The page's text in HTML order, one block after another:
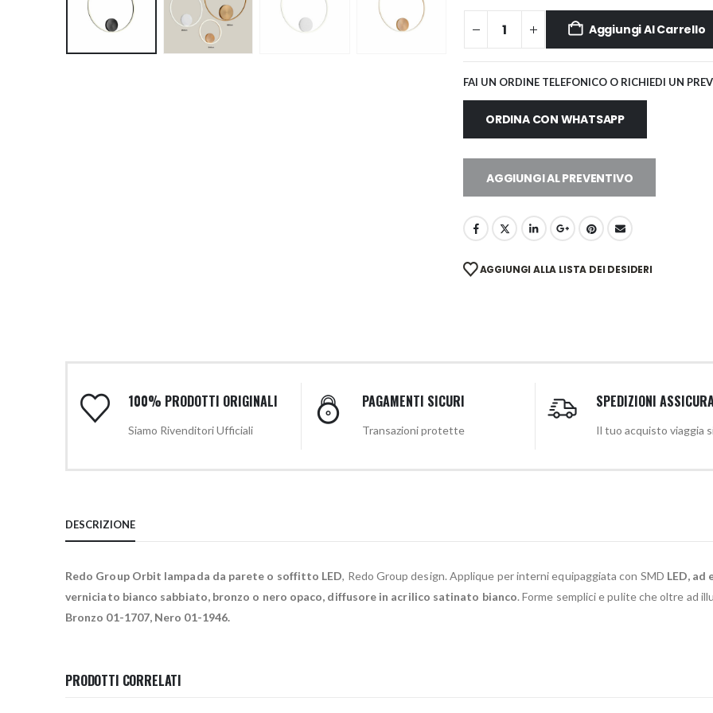
Aggiungi Al Carrello
FAI UN ORDINE TELEFONICO O RICHIEDI UN
ORDINA CON WHATSAPP
AGGIUNGI AL PREVENTIVO
AGGIUNGI ALLA LISTA DEI DESIDERI
100% PRODOTTI ORIGINALI
Siamo Rivenditori Ufficiali
PAGAMENTI SICURI
Transazioni protette
SPEDIZIONI
Il tuo acquisto viaggia
DESCRIZIONE
Redo Group Orbit lampada da parete o soffitto LED, Redo Group design. Applique per interni equipaggiata con SMD LED,
verniciato bianco sabbiato, bronzo o nero opaco, diffusore in acrilico satinato bianco. Forme semplici e pulite che oltre ad
Bronzo 01-1707, Nero 01-1946.
PRODOTTI CORRELATI